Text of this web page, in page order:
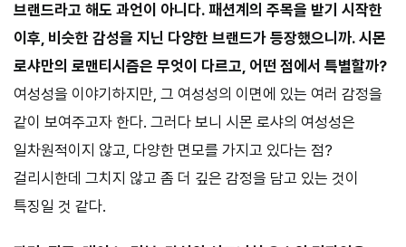
브랜드라고 해도 과언이 아니다. 패션계의 주목을 받기 시작한
이후, 비슷한 감성을 지닌 다양한 브랜드가 등장했으니까. 시몬
로샤만의 로맨티시즘은 무엇이 다르고, 어떤 점에서 특별할까?
여성성을 이야기하지만, 그 여성성의 이면에 있는 여러 감정을
같이 보여주고자 한다. 그러다 보니 시몬 로샤의 여성성은
일차원적이지 않고, 다양한 면모를 가지고 있다는 점?
걸리시한데 그치지 않고 좀 더 깊은 감정을 담고 있는 것이
특징일 것 같다.